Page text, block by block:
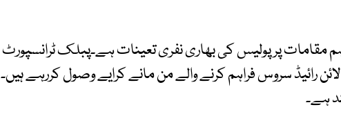
مقامات پر پولیس کی بھاری نفری تعینات ہے۔پبلک ٹرانسپورٹ
رائیڈ سروس فراہم کرنے والے من مانے کرایے وصول کررہے ہیں۔
ہے۔